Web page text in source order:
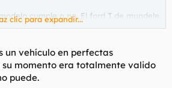
cumple o no. El ford T de mundele
ambiente por los gases de escape de
de vehículos. Descubra cuáles son las
Car E Rac presenta los datos
clic para expandir...
un vehículo en perfectas
su momento era totalmente valido
puede.